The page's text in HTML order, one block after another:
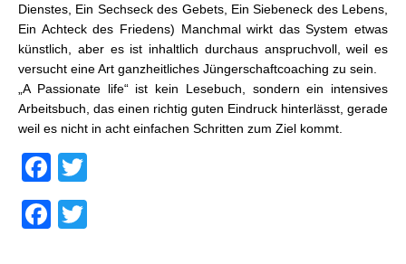
Dienstes, Ein Sechseck des Gebets, Ein Siebeneck des Lebens,
Ein Achteck des Friedens) Manchmal wirkt das System etwas
künstlich, aber es ist inhaltlich durchaus anspruchvoll, weil es
versucht eine Art ganzheitliches Jüngerschaftcoaching zu sein.
„A Passionate life“ ist kein Lesebuch, sondern ein intensives
Arbeitsbuch, das einen richtig guten Eindruck hinterlässt, gerade
weil es nicht in acht einfachen Schritten zum Ziel kommt.
Facebook
Facebook